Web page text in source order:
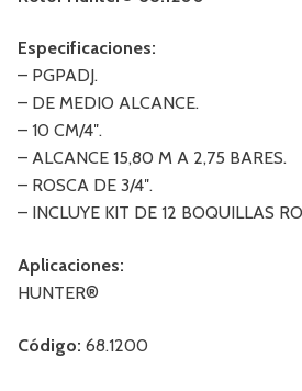
Especificaciones:
– PGPADJ.
– DE MEDIO ALCANCE.
– 10 CM/4″.
– ALCANCE 15,80 M A 2,75 BARES.
– ROSCA DE 3/4″.
– INCLUYE KIT DE 12 BOQUILLAS
Aplicaciones:
HUNTER®
Código: 68.1200